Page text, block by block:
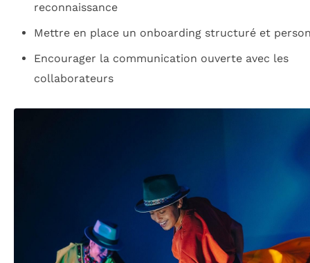
reconnaissance
Mettre en place un onboarding structuré et
Encourager la communication ouverte avec les
collaborateurs